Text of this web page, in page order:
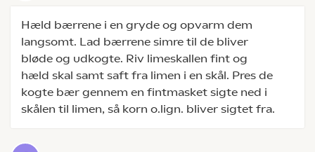
Hæld bærrene i en gryde og opvarm dem
langsomt. Lad bærrene simre til de bliver
bløde og udkogte. Riv limeskallen fint og
hæld skal samt saft fra limen i en skål. Pres de
kogte bær gennem en fintmasket sigte ned i
skålen til limen, så korn o.lign. bliver sigtet fra.